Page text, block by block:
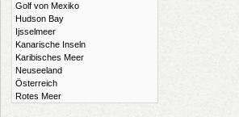
Golf von Mexiko
Hudson Bay
Ijsselmeer
Kanarische Inseln
Karibisches Meer
Neuseeland
Österreich
Rotes Meer